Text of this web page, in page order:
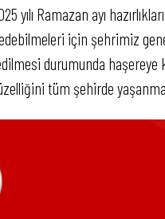
yılı Ramazan ayı
için şehrimiz
durumunda haşereye
tüm şehirde